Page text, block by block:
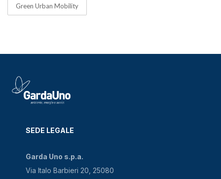
Green Urban Mobility
SEDE LEGALE
Garda Uno s.p.a.
Via Italo Barbieri 20, 25080